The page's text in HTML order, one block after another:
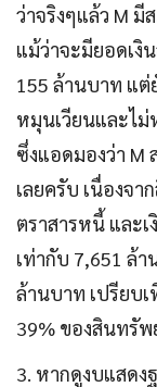
ว่าจริงๆแล้ว M
แม้ว่าจะมียอดเงิ
155 ล้านบาท แต่
หมุนเวียนและไม่
ซึ่งแอดมองว่า M
เลยครับ เนื่องจ
ตราสารหนี้ และ
เท่ากับ 7,651 ล้
ล้านบาท เปรียบเ
39% ของสินทรัพ
3. หากดูงบแสดง